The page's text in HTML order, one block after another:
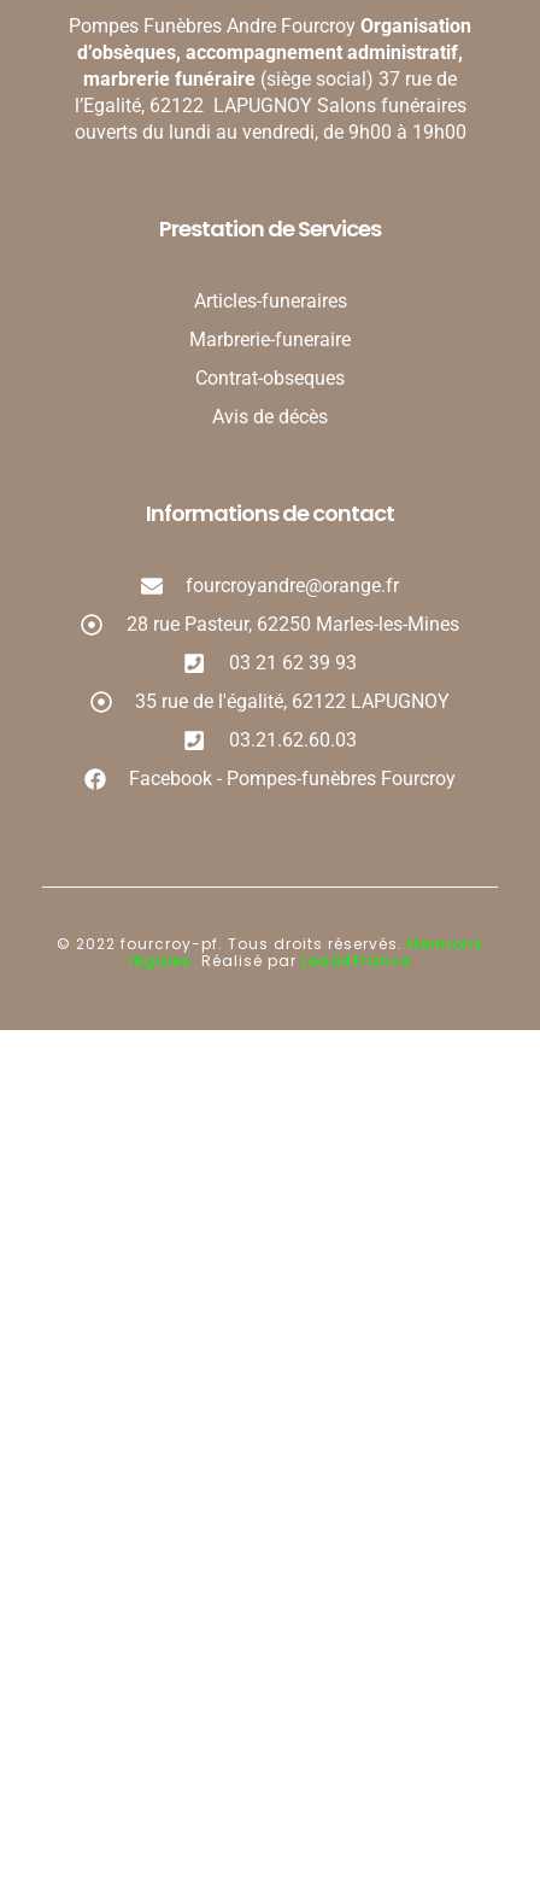
Pompes Funèbres Andre Fourcroy Organisation
d’obsèques, accompagnement administratif,
marbrerie funéraire (siège social) 37 rue de
l’Egalité, 62122 LAPUGNOY Salons funéraires
ouverts du lundi au vendredi, de 9h00 à 19h00
Prestation de Services
Articles-funeraires
Marbrerie-funeraire
Contrat-obseques
Avis de décès
Informations de contact
fourcroyandre@orange.fr
28 rue Pasteur, 62250 Marles-les-Mines
03 21 62 39 93
35 rue de l'égalité, 62122 LAPUGNOY
03.21.62.60.03
Facebook - Pompes-funèbres Fourcroy
© 2022 fourcroy-pf. Tous droits réservés. Mentions
légales. Réalisé par Lead4France